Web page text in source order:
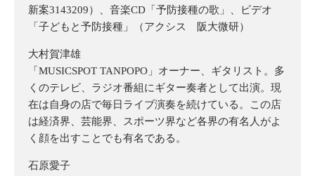
新案3143209）、音楽CD「予防接種の歌」、ビデオ
「子どもと予防接種」（アクシス 阪大微研）
大村賀津雄
「MUSICSPOT TANPOPO」オーナー、ギタリスト。多
くのテレビ、ラジオ番組にギター奏者として出演。現
在は自身の店で毎日ライブ演奏を続けている。この店
は経済界、芸能界、スポーツ界など各界の有名人がよ
く顔を出すことでも有名である。
石原愛子